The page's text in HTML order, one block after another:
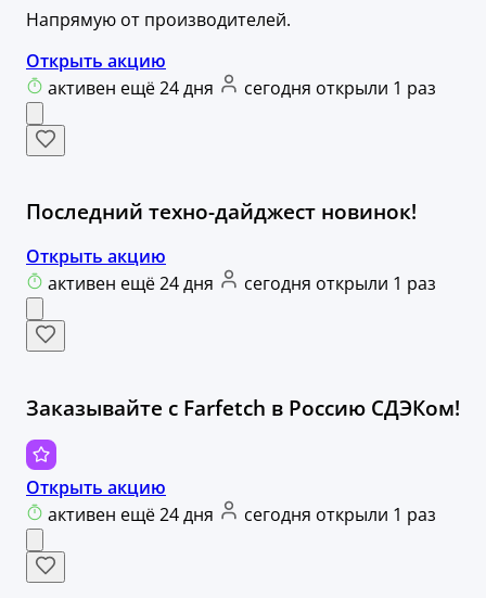
Напрямую от производителей.
Открыть акцию
активен ещё 24 дня
сегодня открыли 1 раз
Последний техно-дайджест новинок!
Открыть акцию
активен ещё 24 дня
сегодня открыли 1 раз
Заказывайте с Farfetch в Россию СДЭКом!
Открыть акцию
активен ещё 24 дня
сегодня открыли 1 раз